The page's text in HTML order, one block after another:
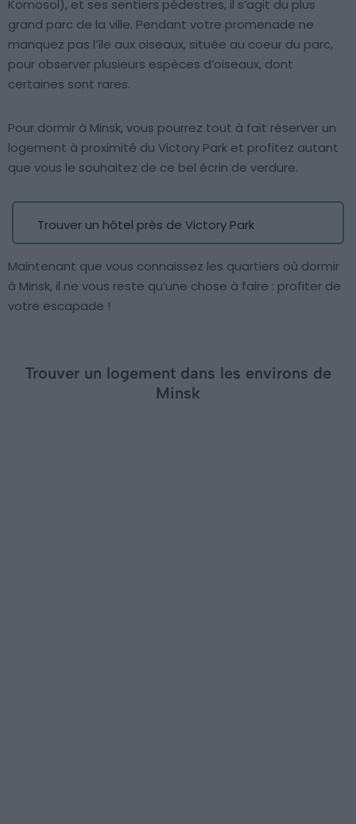
Komosol), et ses sentiers pédestres, il s’agit du plus
grand parc de la ville. Pendant votre promenade ne
manquez pas l’île aux oiseaux, située au coeur du parc,
pour observer plusieurs espèces d’oiseaux, dont
certaines sont rares.
Pour dormir à Minsk, vous pourrez tout à fait réserver un
logement à proximité du Victory Park et profitez autant
que vous le souhaitez de ce bel écrin de verdure.
Trouver un hôtel près de Victory Park
Maintenant que vous connaissez les quartiers où dormir
à Minsk, il ne vous reste qu’une chose à faire : profiter de
votre escapade !
Trouver un logement dans les environs de
Minsk